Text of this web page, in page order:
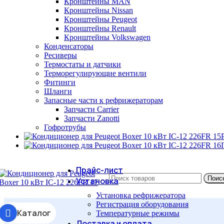
Кронштейны Nissan
Кронштейны Peugeot
Кронштейны Renault
Кронштейны Volkswagen
Конденсаторы
Ресиверы
Термостаты и датчики
Терморегулирующие вентили
Фитинги
Шланги
Запасные части к рефрижераторам
Запчасти Carrier
Запчасти Zanotti
Гофротрубы
Каталог
Прайс-лист
Установка
Установка рефрижератора
Регистрация оборудования
Температурные режимы